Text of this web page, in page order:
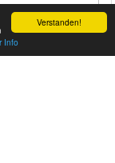
Verstanden!
Info